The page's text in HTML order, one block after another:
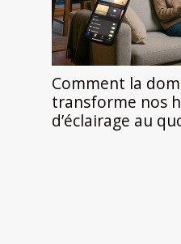
Comment la
transforme nos
d’éclairage au